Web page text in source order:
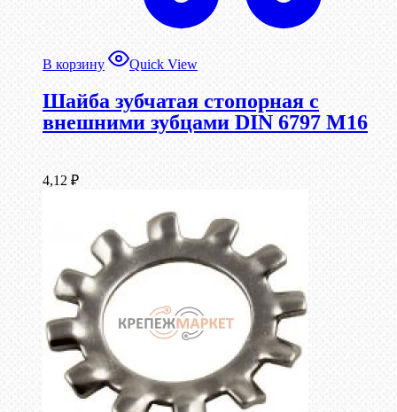
В корзину Quick View
Шайба зубчатая стопорная с
внешними зубцами DIN 6797 М16
4,12 ₽